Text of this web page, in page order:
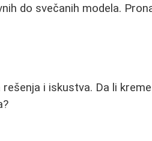
do svečanih modela.
i iskustva. Da li